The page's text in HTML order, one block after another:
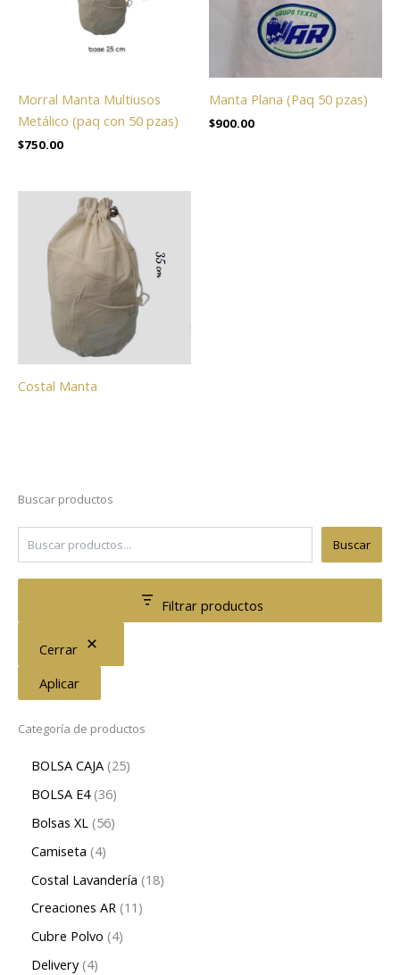
Morral Manta Multiusos
Metálico (paq con 50 pzas)
$750.00
Manta Plana (Paq 50 pzas)
$900.00
Costal Manta
Buscar productos
Buscar
Filtrar productos
Cerrar
Aplicar
Categoría de productos
BOLSA CAJA 25
BOLSA E4 36
Bolsas XL 56
Camiseta 4
Costal Lavandería 18
Creaciones AR 11
Cubre Polvo 4
Delivery 4